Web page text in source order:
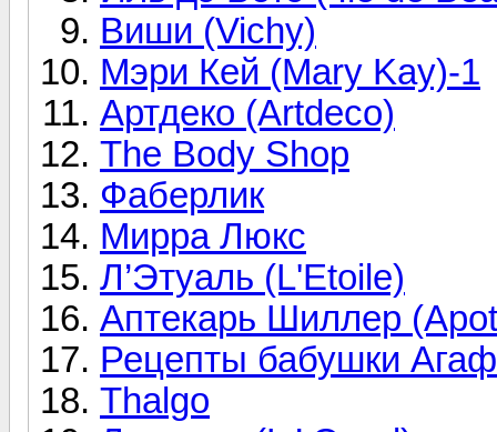
Виши (Vichy)
Мэри Кей (Mary Kay)-1
Артдеко (Artdeco)
The Body Shop
Фаберлик
Мирра Люкс
Л’Этуаль (L'Etoile)
Аптекарь Шиллер
Рецепты бабушки
Thalgo